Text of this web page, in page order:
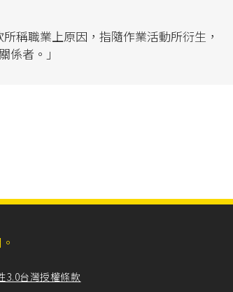
稱職業上原因，指隨作業活動所衍生，
者。」
3.0台灣授權條款